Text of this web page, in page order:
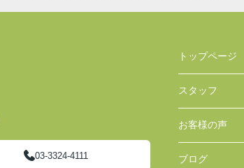
03-3324-4111
トップページ
スタッフ
お客様の声
ブログ